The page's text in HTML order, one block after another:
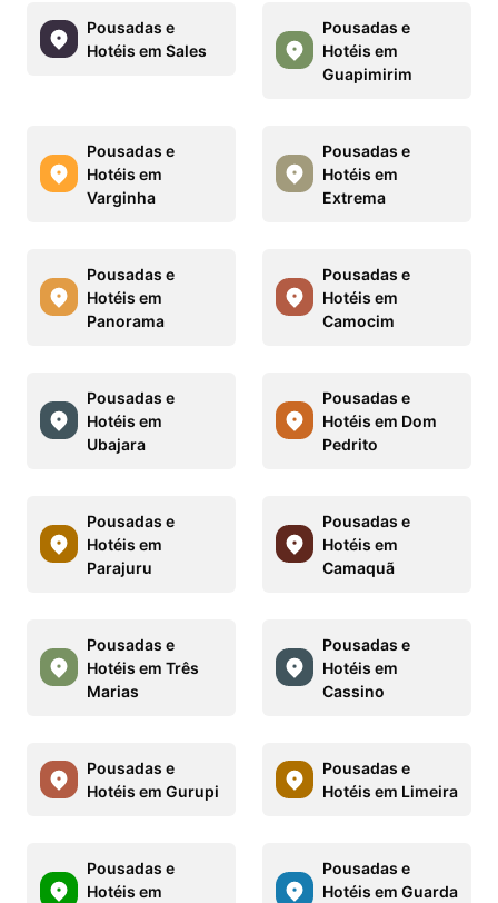
Pousadas e
Hotéis em Sales
Pousadas e
Hotéis em
Guapimirim
Pousadas e
Hotéis em
Varginha
Pousadas e
Hotéis em
Extrema
Pousadas e
Hotéis em
Panorama
Pousadas e
Hotéis em
Camocim
Pousadas e
Hotéis em
Ubajara
Pousadas e
Hotéis em Dom
Pedrito
Pousadas e
Hotéis em
Parajuru
Pousadas e
Hotéis em
Camaquã
Pousadas e
Hotéis em Três
Marias
Pousadas e
Hotéis em
Cassino
Pousadas e
Hotéis em Gurupi
Pousadas e
Hotéis em Limeira
Pousadas e
Hotéis em
Pousadas e
Hotéis em Guarda